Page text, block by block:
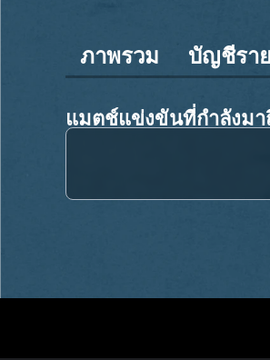
ภาพรวม บัญชีรา
แมตช์แข่งขันที่กำลังมา